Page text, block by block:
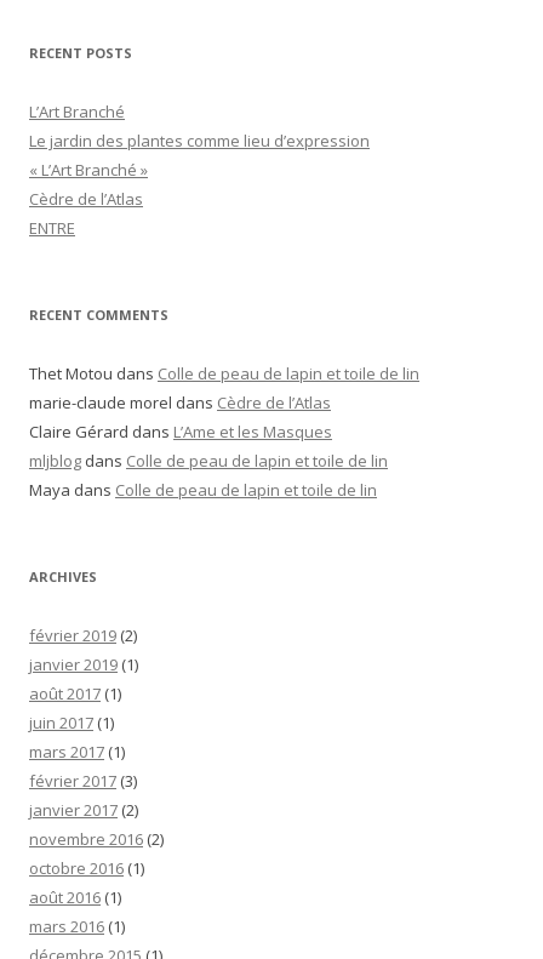
RECENT POSTS
L’Art Branché
Le jardin des plantes comme lieu d’expression
« L’Art Branché »
Cèdre de l’Atlas
ENTRE
RECENT COMMENTS
Thet Motou dans Colle de peau de lapin et toile de lin
marie-claude morel dans Cèdre de l’Atlas
Claire Gérard dans L’Ame et les Masques
mljblog dans Colle de peau de lapin et toile de lin
Maya dans Colle de peau de lapin et toile de lin
ARCHIVES
février 2019 (2)
janvier 2019 (1)
août 2017 (1)
juin 2017 (1)
mars 2017 (1)
février 2017 (3)
janvier 2017 (2)
novembre 2016 (2)
octobre 2016 (1)
août 2016 (1)
mars 2016 (1)